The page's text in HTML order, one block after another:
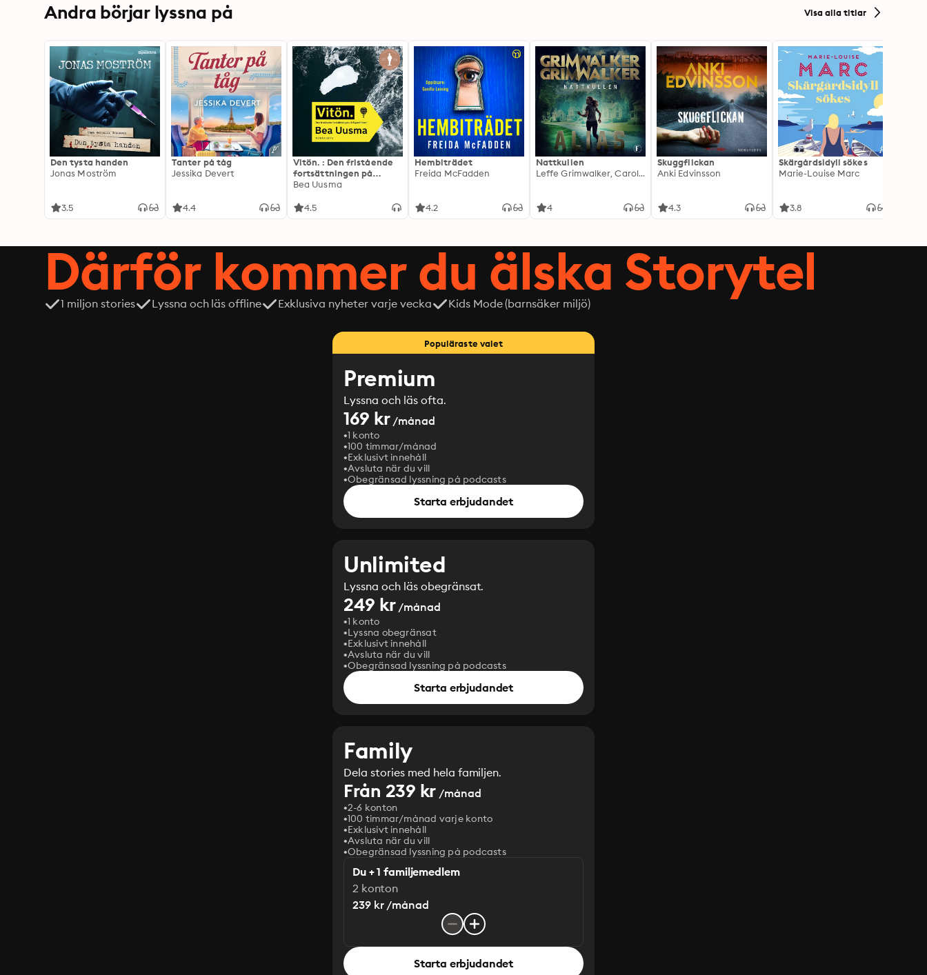
Andra börjar lyssna på Visa alla titlar
Den tysta handen
Jonas Moström
3.5
Tanter på tåg
Jessika Devert
4.4
Vitön. : Den fristående
fortsättningen på
Expeditionen
Bea Uusma
4.5
Hembiträdet
Freida McFadden
4.2
Nattkullen
Leffe Grimwalker, Caroline Grimwalker
4
Skuggflickan
Anki Edvinsson
4.3
Skärgårdsidyll sökes
Marie-Louise Marc
3.8
Därför kommer du älska Storytel
1 miljon stories Lyssna och läs offline Exklusiva nyheter varje vecka Kids Mode (barnsäker miljö)
Populäraste valet
Premium
Lyssna och läs ofta.
169 kr/månad
1 konto
100 timmar/månad
Exklusivt innehåll
Avsluta när du vill
Obegränsad lyssning på podcasts
Starta erbjudandet
Unlimited
Lyssna och läs obegränsat.
249 kr/månad
1 konto
Lyssna obegränsat
Exklusivt innehåll
Avsluta när du vill
Obegränsad lyssning på podcasts
Starta erbjudandet
Family
Dela stories med hela familjen.
Från 239 kr /månad
2-6 konton
100 timmar/månad varje konto
Exklusivt innehåll
Avsluta när du vill
Obegränsad lyssning på podcasts
Du + 1 familjemedlem
2 konton
239 kr /månad
Starta erbjudandet